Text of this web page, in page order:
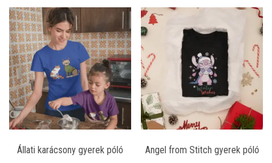
Állati karácsony gyerek póló Angel from Stitch gyerek póló